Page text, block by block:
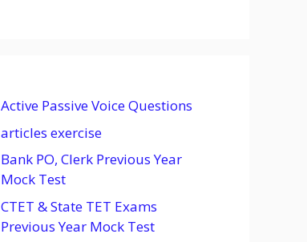
Active Passive Voice Questions
articles exercise
Bank PO, Clerk Previous Year
Mock Test
CTET & State TET Exams
Previous Year Mock Test